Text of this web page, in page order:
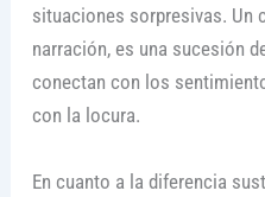
situaciones sorpresivas. Un
narración, es una sucesión
conectan con los
con la locura.
En cuanto a la diferencia